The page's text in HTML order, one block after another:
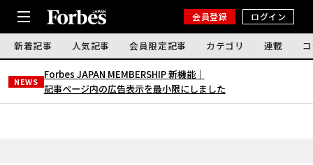
会員登録 ログイン
新着記事 人気記事 会員限定記事 カテゴリ 連載
NEWS
Forbes JAPAN MEMBERSHIP 新機能｜
記事ページ内の広告表示を最小限にしました